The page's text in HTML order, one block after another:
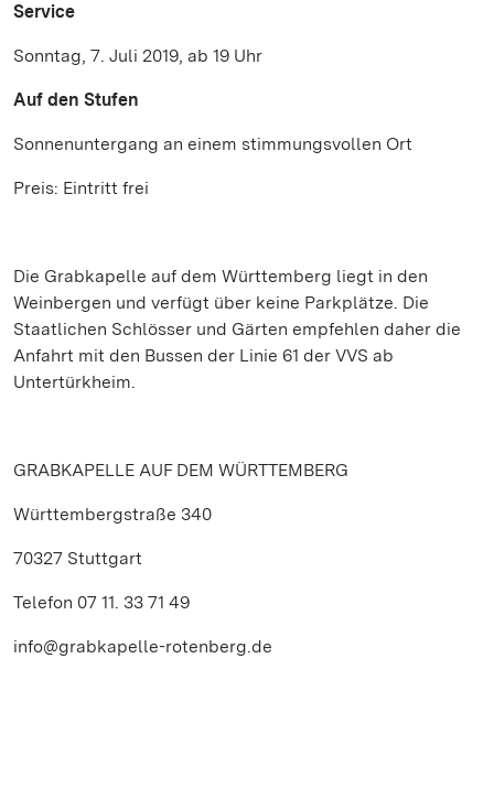
Service
Sonntag, 7. Juli 2019, ab 19 Uhr
Auf den Stufen
Sonnenuntergang an einem stimmungsvollen Ort
Preis: Eintritt frei
Die Grabkapelle auf dem Württemberg liegt in den
Weinbergen und verfügt über keine Parkplätze. Die
Staatlichen Schlösser und Gärten empfehlen daher die
Anfahrt mit den Bussen der Linie 61 der VVS ab
Untertürkheim.
GRABKAPELLE AUF DEM WÜRTTEMBERG
Württembergstraße 340
70327 Stuttgart
Telefon 07 11. 33 71 49
info@grabkapelle-rotenberg.de